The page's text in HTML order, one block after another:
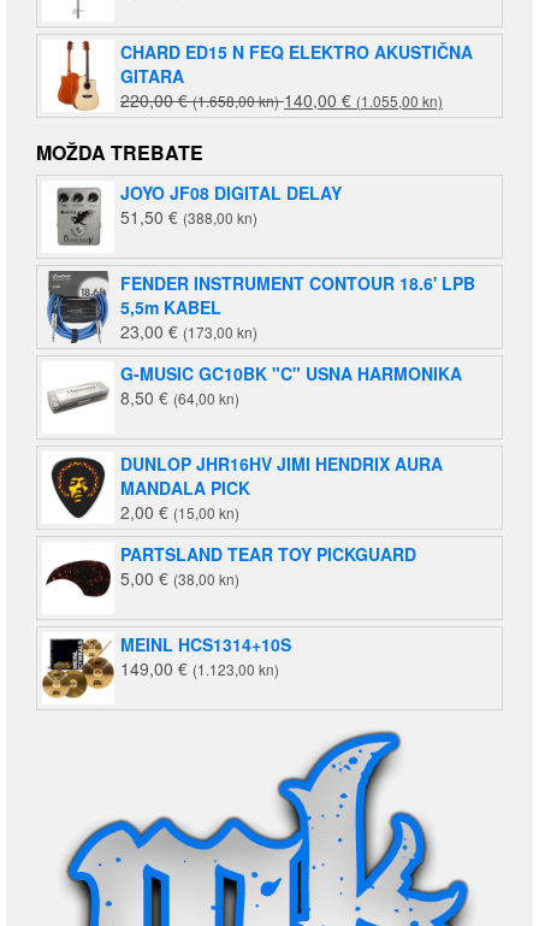
CHARD ED15 N FEQ ELEKTRO AKUSTIČNA
GITARA
220,00€ (1.658,00 kn)Izvorna
cijena
je:
220,00 €
140,00 € (1.055,00 kn)
cijena
140,00 €
MOŽDA TREBATE
JOYO JF08 DIGITAL DELAY
51,50 € (388,00 kn)
FENDER INSTRUMENT CONTOUR 18.6' LPB
5,5m KABEL
23,00 € (173,00 kn)
G-MUSIC GC10BK "C" USNA HARMONIKA
8,50 € (64,00 kn)
DUNLOP JHR16HV JIMI HENDRIX AURA
MANDALA PICK
2,00 € (15,00 kn)
PARTSLAND TEAR TOY PICKGUARD
5,00 € (38,00 kn)
MEINL HCS1314+10S
149,00 € (1.123,00 kn)